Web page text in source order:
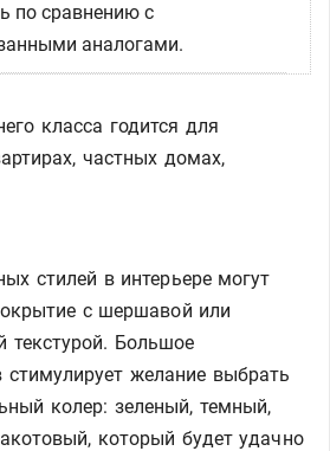
по сравнению с
аналогами.
класса годится для
частных домах,
стилей в интерьере могут
с шершавой или
текстурой. Большое
стимулирует желание выбрать
колер: зеленый, темный,
который будет удачно